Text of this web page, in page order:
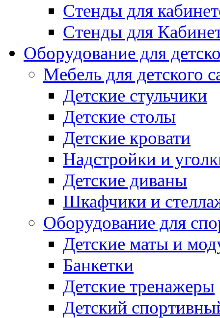
Стенды для
Стенды для
Оборудование для
Мебель для детского
Детские стульчики
Детские столы
Детские кровати
Надстройки и
Детские диваны
Шкафчики и
Оборудование для
Детские маты и
Банкетки
Детские тренажеры
Детский